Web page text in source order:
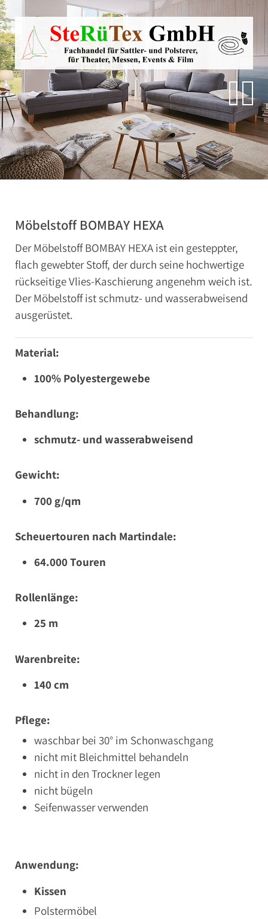
Direkt zur Hauptnavigation springen
Direkt zum Inhalt springen
Zur Unternavigation springen
Möbelstoff BOMBAY HEXA
Der Möbelstoff BOMBAY HEXA ist ein gesteppter,
flach gewebter Stoff, der durch seine hochwertige
rückseitige Vlies-Kaschierung angenehm weich ist.
Der Möbelstoff ist schmutz- und wasserabweisend
ausgerüstet.
Material:
100% Polyestergewebe
Behandlung:
schmutz- und wasserabweisend
Gewicht:
700 g/qm
Scheuertouren nach Martindale:
64.000 Touren
Rollenlänge:
25 m
Warenbreite:
140 cm
Pflege:
waschbar bei 30° im Schonwaschgang
nicht mit Bleichmittel behandeln
nicht in den Trockner legen
nicht bügeln
Seifenwasser verwenden
Anwendung:
Kissen
Polstermöbel
SteRüTex
Planen- & Persenningstoffe
Reißverschlüsse
Artikel um die Persenning
Polstermaterialien
Autohimmelstoffe